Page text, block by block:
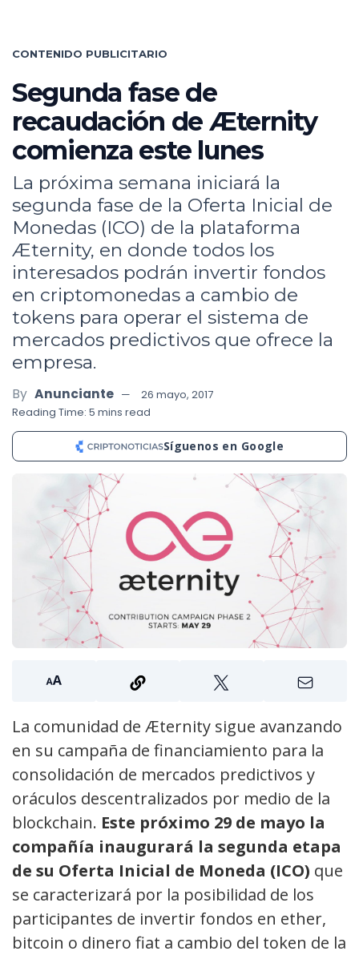
CONTENIDO PUBLICITARIO
Segunda fase de
recaudación de Æternity
comienza este lunes
La próxima semana iniciará la
segunda fase de la Oferta Inicial de
Monedas (ICO) de la plataforma
Æternity, en donde todos los
interesados podrán invertir fondos
en criptomonedas a cambio de
tokens para operar el sistema de
mercados predictivos que ofrece la
empresa.
By Anunciante
26 mayo, 2017
Reading Time: 5 mins read
Síguenos en Google
La comunidad de Æternity sigue avanzando
en su campaña de financiamiento para la
consolidación de mercados predictivos y
oráculos descentralizados por medio de la
blockchain. Este próximo 29 de mayo la
compañía inaugurará la segunda etapa
de su Oferta Inicial de Moneda (ICO) que
se caracterizará por la posibilidad de los
participantes de invertir fondos en ether,
bitcoin o dinero fiat a cambio del token de la